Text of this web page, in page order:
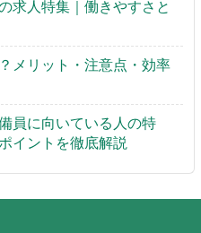
求人特集｜働きやすさと
メリット・注意点・効率
員に向いている人の特
イントを徹底解説